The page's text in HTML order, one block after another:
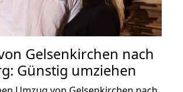
Gelsenkirchen nach
Günstig umziehen